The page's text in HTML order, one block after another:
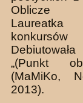
Oblicze
konkursów
„(Punkt
(MaMiKo,
2013).